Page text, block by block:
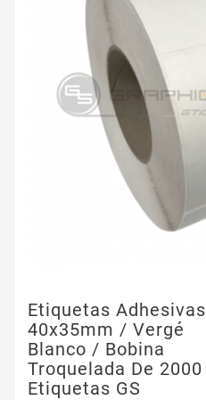
Etiquetas Adhesivas
40x35mm / Vergé
Blanco / Bobina
Troquelada De 2000
Etiquetas GS